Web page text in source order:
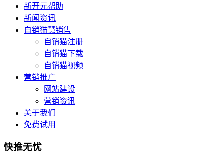
新开元帮助
新闻资讯
自销猫慧销售
自销猫注册
自销猫下载
自销猫视频
营销推广
网站建设
营销资讯
关于我们
免费试用
快推无忧